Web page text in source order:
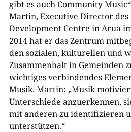
gibt es auch Community
Martin, Executive Director des
Development Centre in Arua
2014 hat er das Zentrum
den sozialen, kulturellen und
Zusammenhalt in Gemeinden
wichtiges verbindendes
Musik. Martin: „Musik
Unterschiede anzuerkennen,
mit anderen zu identifizieren
unterstützen.“